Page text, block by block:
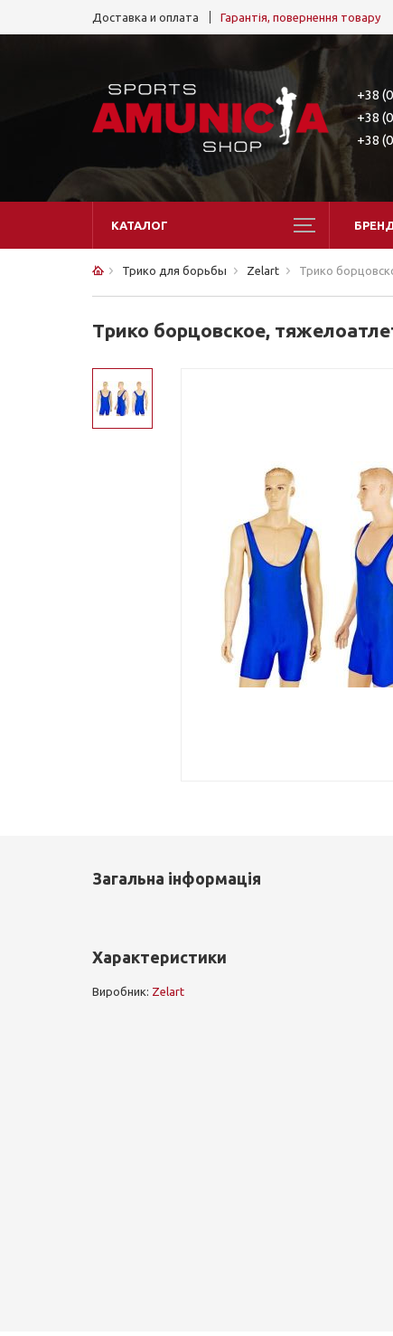
Доставка и оплата Гарантія, повернення товару
+38
+38
+38
КАТАЛОГ
Трико для борьбы Zelart Трико
Трико борцовское,
Загальна інформація
Характеристики
Виробник: Zelart